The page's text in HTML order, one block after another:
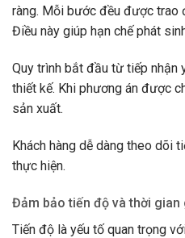
ràng. Mỗi bước đều được trao
Điều này giúp hạn chế phát
Quy trình bắt đầu từ tiếp nhận
thiết kế. Khi phương án được
sản xuất.
Khách hàng dễ dàng theo dõi
thực hiện.
Đảm bảo tiến độ và thời gian
Tiến độ là yếu tố quan trọng